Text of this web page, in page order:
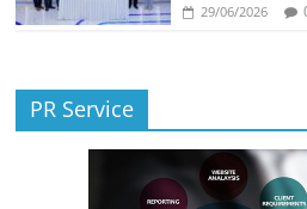
29/06/2026
PR Service